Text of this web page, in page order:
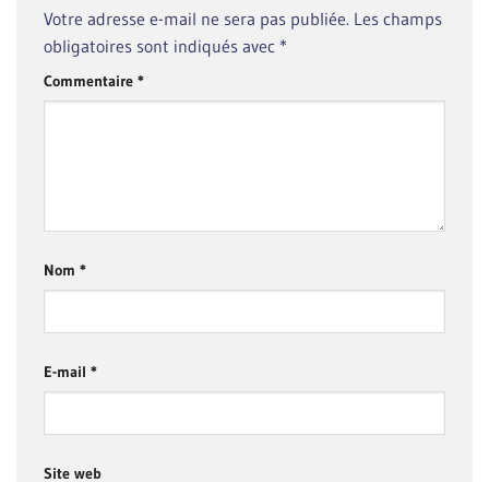
Votre adresse e-mail ne sera pas publiée. Les champs
obligatoires sont indiqués avec *
Commentaire *
Nom *
E-mail *
Site web